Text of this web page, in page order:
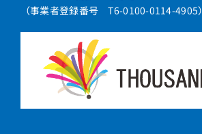
（事業者登録番号 T6-0100-0114-4905）